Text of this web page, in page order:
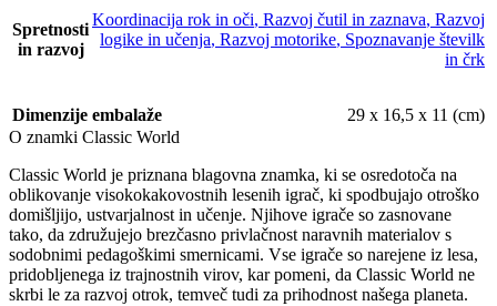
Spretnosti
in razvoj
Koordinacija rok in oči, Razvoj čutil in zaznava, Razvoj
logike in učenja, Razvoj motorike, Spoznavanje številk
in črk
Dimenzije embalaže
29 x 16,5 x 11 (cm)
O znamki Classic World
Classic World je priznana blagovna znamka, ki se osredotoča na
oblikovanje visokokakovostnih lesenih igrač, ki spodbujajo otroško
domišljijo, ustvarjalnost in učenje. Njihove igrače so zasnovane
tako, da združujejo brezčasno privlačnost naravnih materialov s
sodobnimi pedagoškimi smernicami. Vse igrače so narejene iz lesa,
pridobljenega iz trajnostnih virov, kar pomeni, da Classic World ne
skrbi le za razvoj otrok, temveč tudi za prihodnost našega planeta.